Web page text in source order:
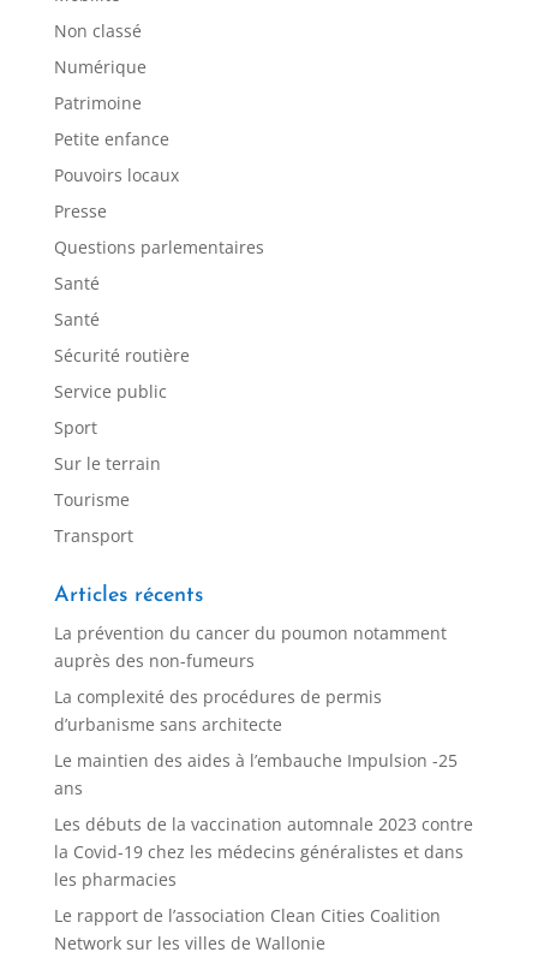
Non classé
Numérique
Patrimoine
Petite enfance
Pouvoirs locaux
Presse
Questions parlementaires
Santé
Santé
Sécurité routière
Service public
Sport
Sur le terrain
Tourisme
Transport
Articles récents
La prévention du cancer du poumon notamment
auprès des non-fumeurs
La complexité des procédures de permis
d’urbanisme sans architecte
Le maintien des aides à l’embauche Impulsion -25
ans
Les débuts de la vaccination automnale 2023 contre
la Covid-19 chez les médecins généralistes et dans
les pharmacies
Le rapport de l’association Clean Cities Coalition
Network sur les villes de Wallonie